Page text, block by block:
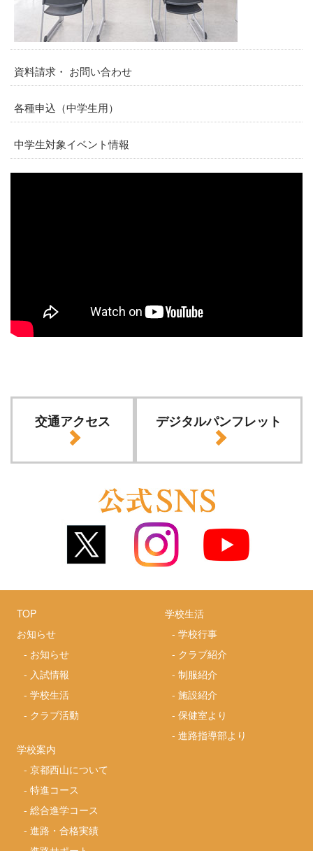
資料請求・ お問い合わせ
各種申込（中学生用）
中学生対象イベント情報
交通アクセス デジタルパンフレット
TOP
お知らせ
- お知らせ
- 入試情報
-学校生活
- クラブ活動
学校案内
-京都西山について
-特進コース
-総合進学コース
-進路・合格実績
学校生活
-学校行事
- クラブ紹介
-制服紹介
-施設紹介
-保健室より
-進路指導部より